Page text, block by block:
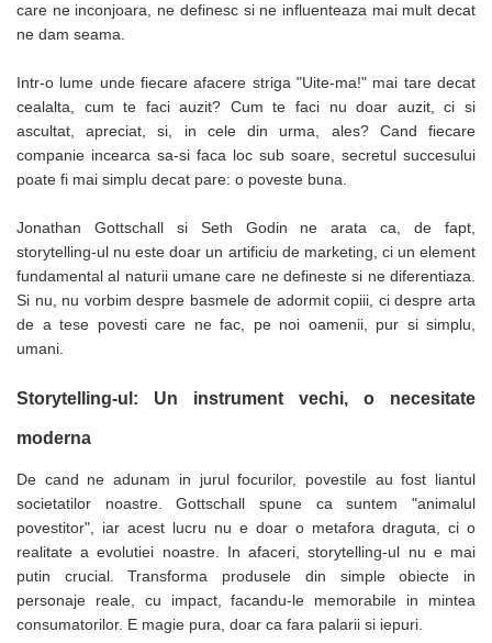
Pixuri metalice
Pixuri cu gel
Stilouri
Seturi de scris Premium
Instrumente de scris eco
Creioane mecanice si grafit
Rollere
Finelinere
Textmarkere
Markere diverse
Carioci si creioane colorate
Rezerve instrumente scris
Tavite documente si suporturi
Ascutitori, radiere, agrafe
Foarfece pentru birou
Produse Antibacteriene
Articole pentru baie
Articole pentru bucatarie
Maturi, mopuri si galeti
Hartie igienica, prosoape hartie si
care ne inconjoara, ne definesc si ne influenteaza mai mult decat
ne dam seama.
Intr-o lume unde fiecare afacere striga "Uite-ma!" mai tare decat
cealalta, cum te faci auzit? Cum te faci nu doar auzit, ci si
ascultat, apreciat, si, in cele din urma, ales? Cand fiecare
companie incearca sa-si faca loc sub soare, secretul succesului
poate fi mai simplu decat pare: o poveste buna.
Jonathan Gottschall si Seth Godin ne arata ca, de fapt,
storytelling-ul nu este doar un artificiu de marketing, ci un element
fundamental al naturii umane care ne defineste si ne diferentiaza.
Si nu, nu vorbim despre basmele de adormit copiii, ci despre arta
de a tese povesti care ne fac, pe noi oamenii, pur si simplu,
umani.
Storytelling-ul: Un instrument vechi, o necesitate
moderna
De cand ne adunam in jurul focurilor, povestile au fost liantul
societatilor noastre. Gottschall spune ca suntem "animalul
povestitor", iar acest lucru nu e doar o metafora draguta, ci o
realitate a evolutiei noastre. In afaceri, storytelling-ul nu e mai
putin crucial. Transforma produsele din simple obiecte in
personaje reale, cu impact, facandu-le memorabile in mintea
consumatorilor. E magie pura, doar ca fara palarii si iepuri.